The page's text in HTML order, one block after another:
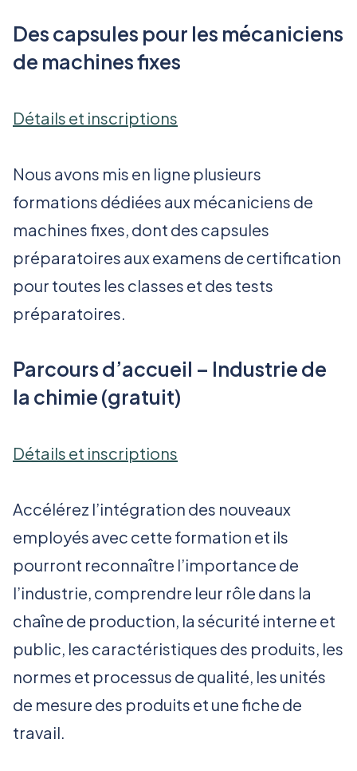
Des capsules pour les mécaniciens
de machines fixes
Détails et inscriptions
Nous avons mis en ligne plusieurs
formations dédiées aux mécaniciens de
machines fixes, dont des capsules
préparatoires aux examens de certification
pour toutes les classes et des tests
préparatoires.
Parcours d’accueil – Industrie de
la chimie (gratuit)
Détails et inscriptions
Accélérez l’intégration des nouveaux
employés avec cette formation et ils
pourront reconnaître l’importance de
l’industrie, comprendre leur rôle dans la
chaîne de production, la sécurité interne et
public, les caractéristiques des produits, les
normes et processus de qualité, les unités
de mesure des produits et une fiche de
travail.